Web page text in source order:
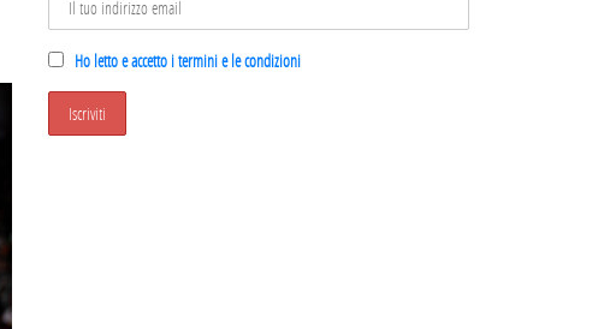
Ho letto e accetto i termini e le condizioni